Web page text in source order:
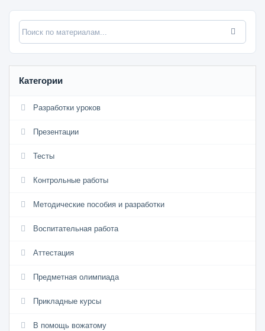
Категории
Разработки уроков
Презентации
Тесты
Контрольные работы
Методические пособия и разработки
Воспитательная работа
Аттестация
Предметная олимпиада
Прикладные курсы
В помощь вожатому